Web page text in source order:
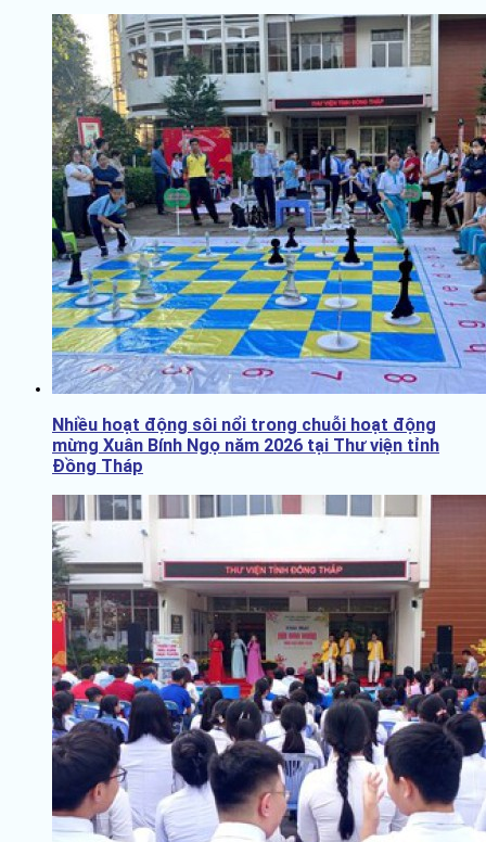
Nhiều hoạt động sôi nổi trong chuỗi hoạt động
mừng Xuân Bính Ngọ năm 2026 tại Thư viện tỉnh
Đồng Tháp